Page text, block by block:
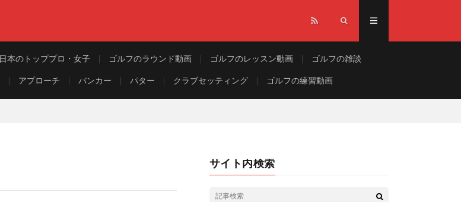
日本のトッププロ・女子 ゴルフのラウンド動画 ゴルフのレッスン動画 ゴルフの雑談
アプローチ バンカー パター クラブセッティング ゴルフの練習動画
サイト内検索